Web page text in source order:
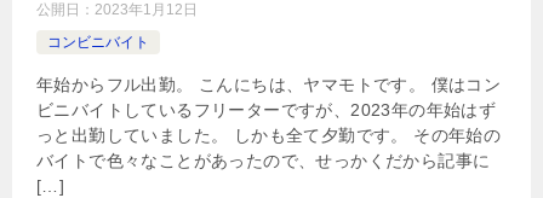
公開日： 2023年1月12日
コンビニバイト
年始からフル出勤。 こんにちは、ヤマモトです。 僕はコン
ビニバイトしているフリーターですが、2023年の年始はず
っと出勤していました。 しかも全て夕勤です。 その年始の
バイトで色々なことがあったので、せっかくだから記事に
[…]